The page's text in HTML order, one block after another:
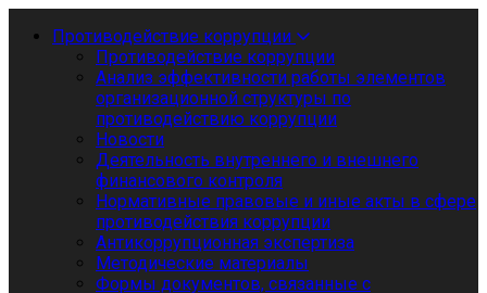
Противодействие коррупции
Противодействие коррупции
Анализ эффективности работы элементов
организационной структуры по
противодействию коррупции
Новости
Деятельность внутреннего и внешнего
финансового контроля
Нормативные правовые и иные акты в сфере
противодействия коррупции
Антикоррупционная экспертиза
Методические материалы
Формы документов, связанные с